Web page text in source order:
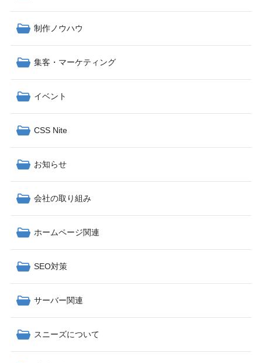
制作ノウハウ
集客・マーケティング
イベント
CSS Nite
お知らせ
会社の取り組み
ホームページ関連
SEO対策
サーバー関連
スニーズについて